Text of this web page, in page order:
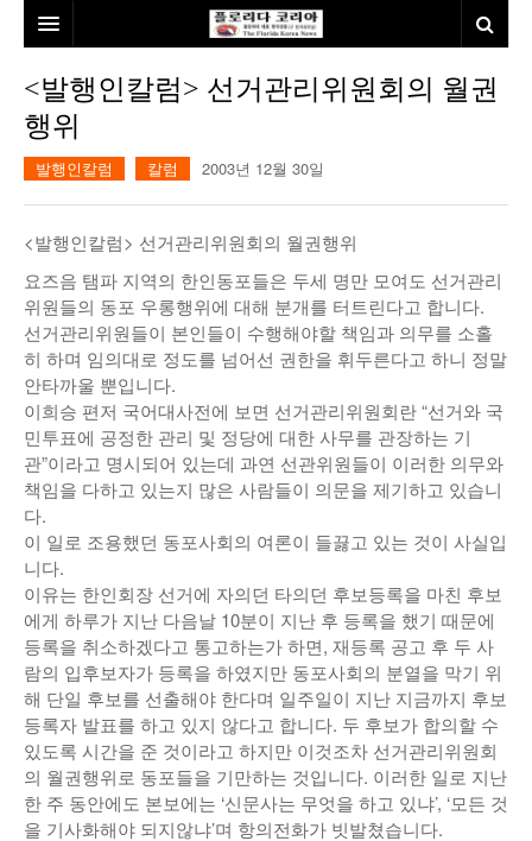
본사소개
뉴스
김명열칼럼
이명덕칼럼
김선옥칼럼
김원동칼럼
본보특집
100인선/독자광장
100인선
독자광장
여행
인근여행지
골프
인터뷰/탐방
<발행인칼럼> 선거관리위원회의 월권
행위
발행인칼럼 칼럼 2003년 12월 30일
<발행인칼럼> 선거관리위원회의 월권행위
요즈음 탬파 지역의 한인동포들은 두세 명만 모여도 선거관리
위원들의 동포 우롱행위에 대해 분개를 터트린다고 합니다.
선거관리위원들이 본인들이 수행해야할 책임과 의무를 소홀
히 하며 임의대로 정도를 넘어선 권한을 휘두른다고 하니 정말
안타까울 뿐입니다.
이희승 편저 국어대사전에 보면 선거관리위원회란 “선거와 국
민투표에 공정한 관리 및 정당에 대한 사무를 관장하는 기
관”이라고 명시되어 있는데 과연 선관위원들이 이러한 의무와
책임을 다하고 있는지 많은 사람들이 의문을 제기하고 있습니
다.
이 일로 조용했던 동포사회의 여론이 들끓고 있는 것이 사실입
니다.
이유는 한인회장 선거에 자의던 타의던 후보등록을 마친 후보
에게 하루가 지난 다음날 10분이 지난 후 등록을 했기 때문에
등록을 취소하겠다고 통고하는가 하면, 재등록 공고 후 두 사
람의 입후보자가 등록을 하였지만 동포사회의 분열을 막기 위
해 단일 후보를 선출해야 한다며 일주일이 지난 지금까지 후보
등록자 발표를 하고 있지 않다고 합니다. 두 후보가 합의할 수
있도록 시간을 준 것이라고 하지만 이것조차 선거관리위원회
의 월권행위로 동포들을 기만하는 것입니다. 이러한 일로 지난
한 주 동안에도 본보에는 ‘신문사는 무엇을 하고 있냐’, ‘모든 것
을 기사화해야 되지않냐’며 항의전화가 빗발쳤습니다.